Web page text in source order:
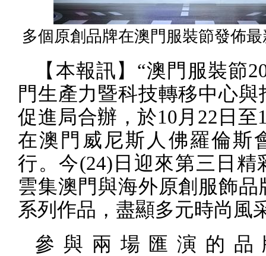
多個原創品牌在澳門服裝節發佈
【本報訊】“澳門服裝節
門生產力暨科技轉移中心與
促進局合辦，於10月 22 日至
在澳門威尼斯人佛羅倫斯
行。今(24) 日迎來第三日精
雲集澳門與海外原創服飾品
系列作品，盡顯多元時尚風
參與兩場匯演的品